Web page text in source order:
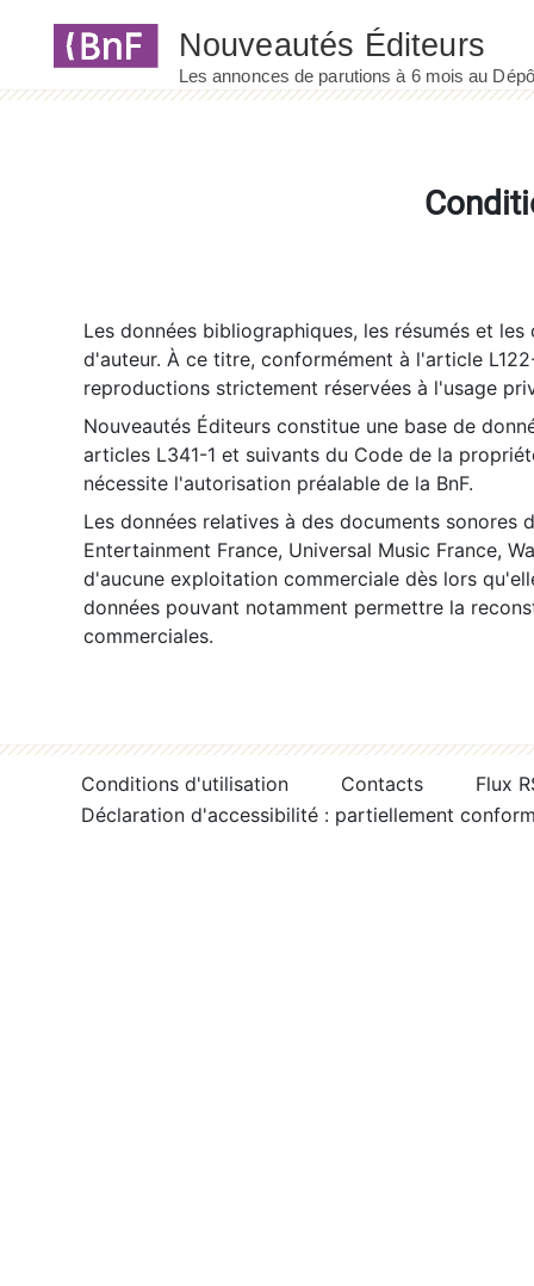
Les données bibliographiques, les résumés et
d'auteur. À ce titre, conformément à l'article
reproductions strictement réservées à l'usage
Nouveautés Éditeurs constitue une base de
articles L341-1 et suivants du Code de la
nécessite l'autorisation préalable de la BnF.
Les données relatives à des documents sonores
Entertainment France, Universal Music France,
d'aucune exploitation commerciale dès lors
données pouvant notamment permettre la
commerciales.
Conditions d'utilisation Contacts
Flux
Déclaration d'accessibilité : partiellement